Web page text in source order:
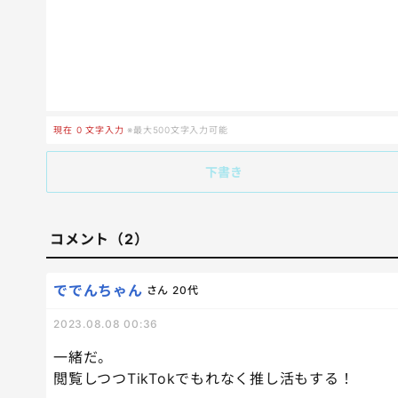
現在 0 文字入力 ※最大500文字入力可能
下書き
コメント（2）
ででんちゃん さん 20代
2023.08.08 00:36
一緒だ。
閲覧しつつTikTokでもれなく推し活もする！